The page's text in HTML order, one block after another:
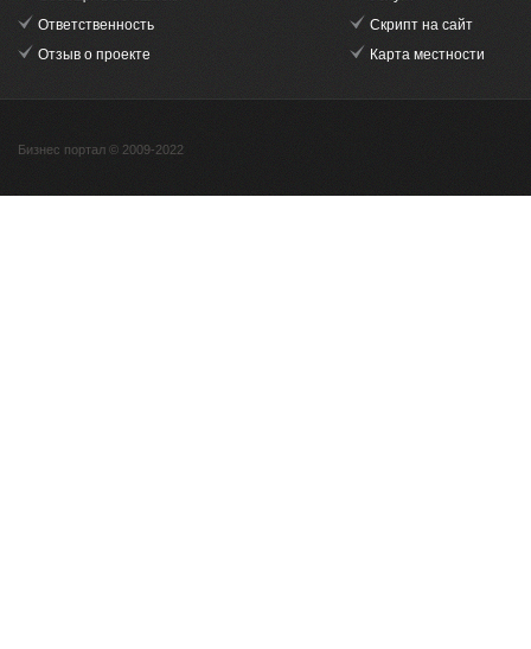
Ответственность
Отзыв о проекте
Скрипт на сайт
Карта местности
Бизнес портал © 2009-2022